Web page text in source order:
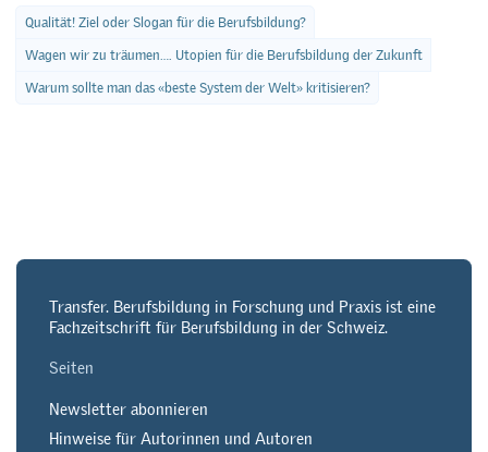
Qualität! Ziel oder Slogan für die Berufsbildung?
Wagen wir zu träumen…. Utopien für die Berufsbildung der Zukunft
Warum sollte man das «beste System der Welt» kritisieren?
Transfer. Berufsbildung in Forschung und Praxis ist eine
Fachzeitschrift für Berufsbildung in der Schweiz.
Seiten
Newsletter abonnieren
Hinweise für Autorinnen und Autoren